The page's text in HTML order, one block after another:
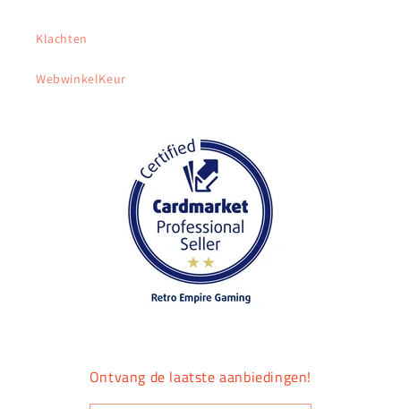
Klachten
WebwinkelKeur
Ontvang de laatste aanbiedingen!